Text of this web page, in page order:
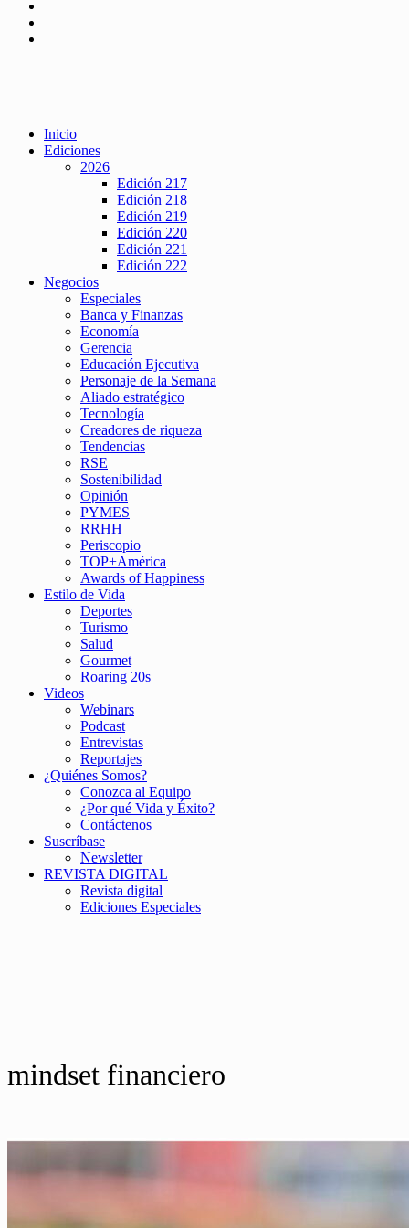
Inicio
Ediciones
2026
Edición 217
Edición 218
Edición 219
Edición 220
Edición 221
Edición 222
Negocios
Especiales
Banca y Finanzas
Economía
Gerencia
Educación Ejecutiva
Personaje de la Semana
Aliado estratégico
Tecnología
Creadores de riqueza
Tendencias
RSE
Sostenibilidad
Opinión
PYMES
RRHH
Periscopio
TOP+América
Awards of Happiness
Estilo de Vida
Deportes
Turismo
Salud
Gourmet
Roaring 20s
Videos
Webinars
Podcast
Entrevistas
Reportajes
¿Quiénes Somos?
Conozca al Equipo
¿Por qué Vida y Éxito?
Contáctenos
Suscríbase
Newsletter
REVISTA DIGITAL
Revista digital
Ediciones Especiales
mindset financiero